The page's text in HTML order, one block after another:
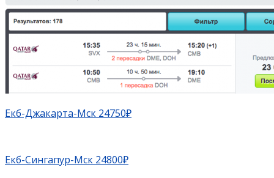
Екб-Джакарта-Мск 24750₽
Екб-Сингапур-Мск 24800₽